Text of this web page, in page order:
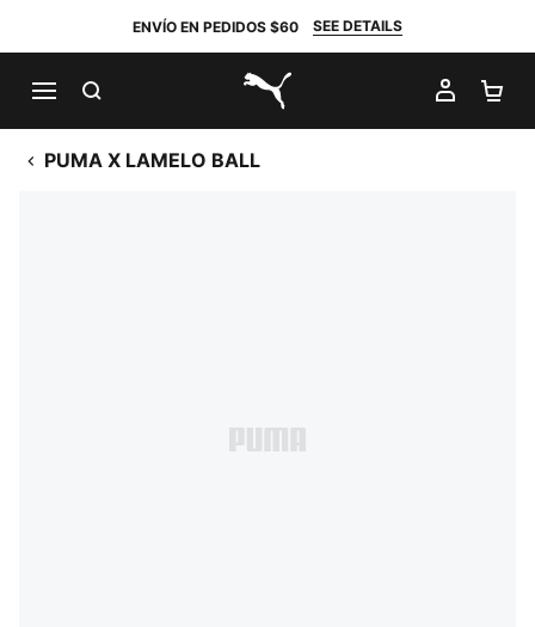
ENVÍO EN PEDIDOS $60 SEE DETAILS
PUMA.com
MI
PUMA X LAMELO BALL